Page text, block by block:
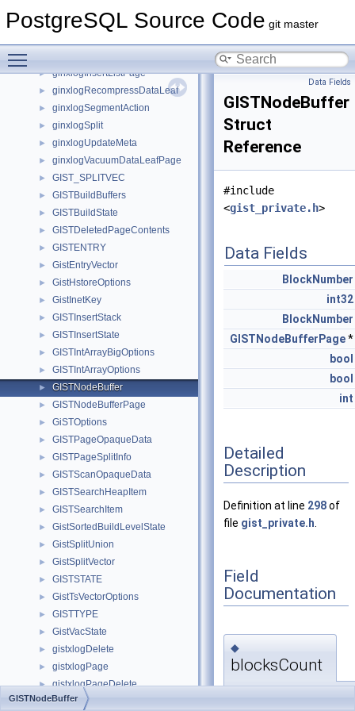
PostgreSQL Source Code git master
► ginxlogInsert
► ginxlogInsertListPage
► ginxlogRecompressDataLeaf
► ginxlogSegmentAction
► ginxlogSplit
► ginxlogUpdateMeta
► ginxlogVacuumDataLeafPage
► GIST_SPLITVEC
► GISTBuildBuffers
► GISTBuildState
► GISTDeletedPageContents
► GISTENTRY
► GistEntryVector
► GistHstoreOptions
► GistInetKey
► GISTInsertStack
► GISTInsertState
► GISTIntArrayBigOptions
► GISTIntArrayOptions
► GISTNodeBuffer
► GISTNodeBufferPage
► GiSTOptions
► GISTPageOpaqueData
► GISTPageSplitInfo
► GISTScanOpaqueData
► GISTSearchHeapItem
► GISTSearchItem
► GistSortedBuildLevelState
► GistSplitUnion
► GistSplitVector
► GISTSTATE
► GistTsVectorOptions
► GISTTYPE
► GistVacState
► gistxlogDelete
► gistxlogPage
► gistxlogPageDelete
► gistxlogPageReuse
Data Fields
GISTNodeBuffer
Struct
Reference
#include
<gist_private.h>
Data Fields
BlockNumber
int32
BlockNumber
GISTNodeBufferPage*
bool
bool
int
Detailed
Description
Definition at line 298of
file gist_private.h
Field
Documentation
◆
blocksCount
GISTNodeBuffer